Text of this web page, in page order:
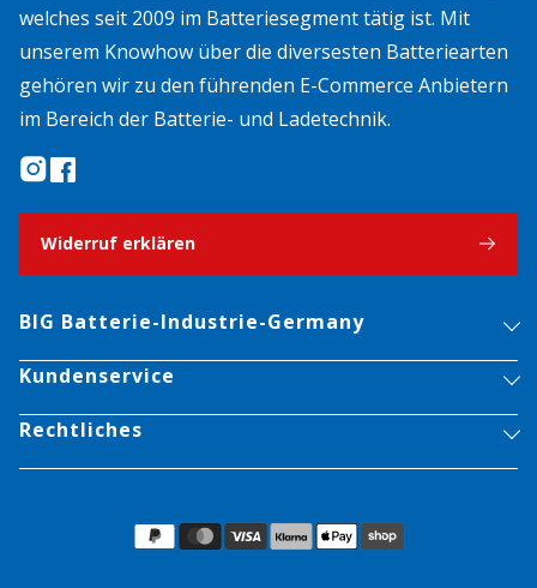
welches seit 2009 im Batteriesegment tätig ist. Mit
unserem Knowhow über die diversesten Batteriearten
gehören wir zu den führenden E-Commerce Anbietern
im Bereich der Batterie- und Ladetechnik.
Widerruf erklären
BIG Batterie-Industrie-Germany
Kundenservice
Rechtliches